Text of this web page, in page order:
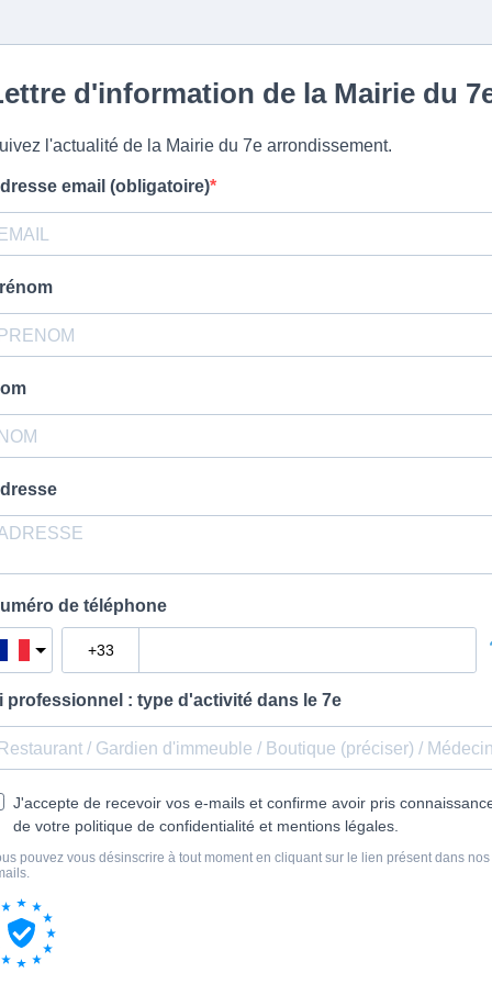
d'information de la Mairie du
l'actualité de la Mairie du 7e arrondissement.
email (obligatoire)
de téléphone
professionnel : type d'activité dans le 7e
J'accepte de recevoir vos e-mails et confirme avoir pris
de votre politique de confidentialité et mentions légales.
pouvez vous désinscrire à tout moment en cliquant sur le lien présent dans nos